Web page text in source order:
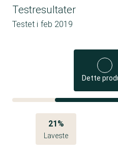
Testresultater
Testet i feb 2019
Dette
21%
Laveste